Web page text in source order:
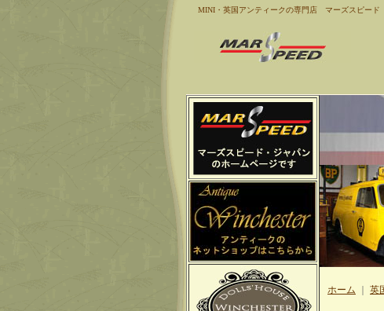
MINI・英国アンティークの専門店 マーズスピード
ホーム 英